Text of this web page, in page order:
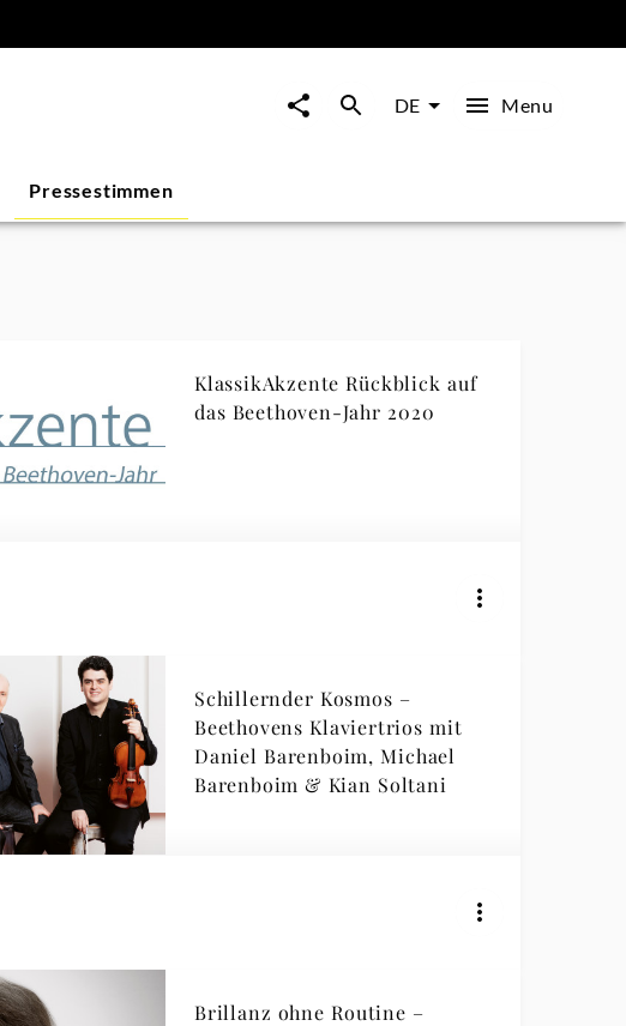
DE Menu
Pressestimmen
KlassikAkzente Rückblick auf
das Beethoven-Jahr 2020
Schillernder Kosmos –
Beethovens Klaviertrios mit
Daniel Barenboim, Michael
Barenboim & Kian Soltani
Brillanz ohne Routine –